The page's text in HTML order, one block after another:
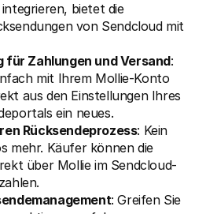
bietet die
von Sendcloud mit
für Zahlungen und Versand:
mit Ihrem Mollie-Konto
aus den Einstellungen Ihres
ein neues.
Rücksendeprozess: Kein
mehr. Käufer können die
über Mollie im Sendcloud-
: Greifen Sie